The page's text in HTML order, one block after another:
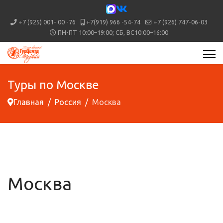
+7 (925) 001- 00 -76 +7(919) 966 -54-74
+7 (926) 747-06-03
ПН-ПТ 10:00–19:00; СБ, ВС10:00–16:00
Туры по Москве
Главная Россия Москва
Москва